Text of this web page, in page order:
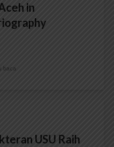
in
baca
USU Raih